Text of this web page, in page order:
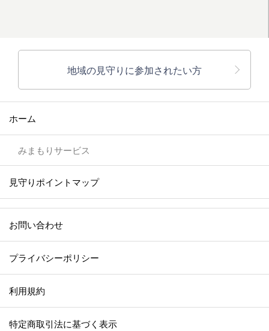
地域の見守りに参加されたい方
ホーム
みまもりサービス
見守りポイントマップ
お問い合わせ
プライバシーポリシー
利用規約
特定商取引法に基づく表示